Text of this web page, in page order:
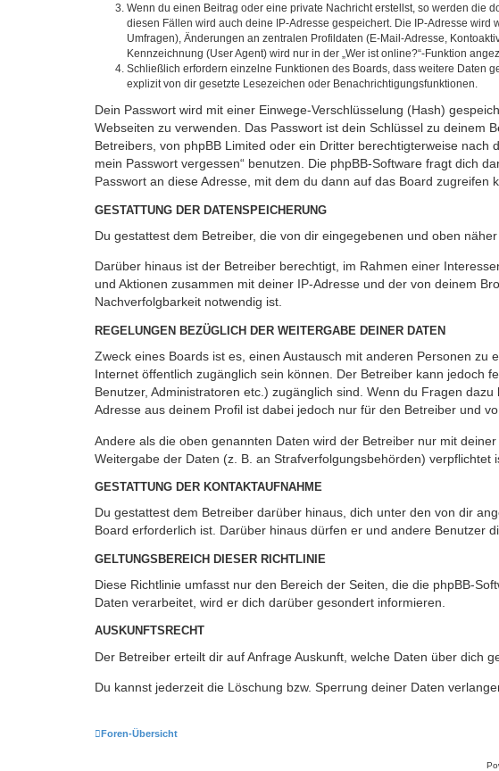
Wenn du einen Beitrag oder eine private Nachricht erstellst, so werden die
diesen Fällen wird auch deine IP-Adresse gespeichert. Die IP-Adresse
Umfragen), Änderungen an zentralen Profildaten (E-Mail-Adresse,
Kennzeichnung (User Agent) wird nur in der „Wer ist online?“-Funktion
Schließlich erfordern einzelne Funktionen des Boards, dass weitere Daten
explizit von dir gesetzte Lesezeichen oder Benachrichtigungsfunktionen.
Dein Passwort wird mit einer Einwege-Verschlüsselung (Hash)
Webseiten zu verwenden. Das Passwort ist dein Schlüssel zu deinem
Betreibers, von phpBB Limited oder ein Dritter berechtigterweise
mein Passwort vergessen“ benutzen. Die phpBB-Software fragt dich
Passwort an diese Adresse, mit dem du dann auf das Board zugreifen
GESTATTUNG DER DATENSPEICHERUNG
Du gestattest dem Betreiber, die von dir eingegebenen und oben
Darüber hinaus ist der Betreiber berechtigt, im Rahmen einer
und Aktionen zusammen mit deiner IP-Adresse und der von deinem
Nachverfolgbarkeit notwendig ist.
REGELUNGEN BEZÜGLICH DER WEITERGABE DEINER DATEN
Zweck eines Boards ist es, einen Austausch mit anderen Personen
Internet öffentlich zugänglich sein können. Der Betreiber kann jedoch
Benutzer, Administratoren etc.) zugänglich sind. Wenn du Fragen
Adresse aus deinem Profil ist dabei jedoch nur für den Betreiber und
Andere als die oben genannten Daten wird der Betreiber nur mit
Weitergabe der Daten (z. B. an Strafverfolgungsbehörden)
GESTATTUNG DER KONTAKTAUFNAHME
Du gestattest dem Betreiber darüber hinaus, dich unter den von dir
Board erforderlich ist. Darüber hinaus dürfen er und andere Benutzer
GELTUNGSBEREICH DIESER RICHTLINIE
Diese Richtlinie umfasst nur den Bereich der Seiten, die die phpBB-
Daten verarbeitet, wird er dich darüber gesondert informieren.
AUSKUNFTSRECHT
Der Betreiber erteilt dir auf Anfrage Auskunft, welche Daten über dich
Du kannst jederzeit die Löschung bzw. Sperrung deiner Daten
Foren-Übersicht